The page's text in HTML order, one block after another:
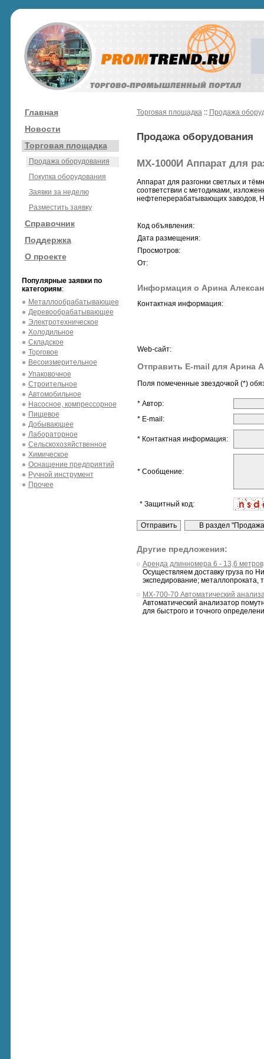
Главная
Новости
Торговая площадка
Продажа оборудования
Покупка оборудования
Заявки за неделю
Разместить заявку
Справочник
Поддержка
О проекте
Популярные заявки по
категориям:
Металлообрабатывающее
Деревообрабатывающее
Электротехническое
Холодильное
Складское
Торговое
Весоизмерительное
Упаковочное
Строительное
Автомобильное
Насосное, компрессорное
Пищевое
Добывающее
Лабораторное
Сельскохозяйственное
Химическое
Оснащение предприятий
Ручной инструмент
Прочее
Торговая площадка:: Продажа
Продажа оборудования
МХ-1000И Аппарат для
Аппарат для разгонки светлых и
соответствии с методиками,
нефтеперерабатывающих заводов,
Код объявления:
Дата размещения:
Просмотров:
От:
Информация о Арина
Контактная информация:
Web-сайт:
Отправить E-mail для Арина
Поля помеченные звездочкой (*)
* Автор:
* E-mail:
* Контактная информация:
* Сообщение:
* Защитный код:
Другие предложения:
Аренда длинномера 6 - 13,6
Осуществляем доставку груза по
экспедирование; металлопроката,
МХ-700-70 Автоматический
Автоматический анализатор
для быстрого и точного